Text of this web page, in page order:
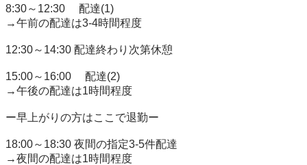
8:30～12:30　 配達(1)
→午前の配達は3-4時間程度
12:30～14:30 配達終わり次第休憩
15:00～16:00　 配達(2)
→午後の配達は1時間程度
ー早上がりの方はここで退勤ー
18:00～18:30 夜間の指定3-5件配達
→夜間の配達は1時間程度